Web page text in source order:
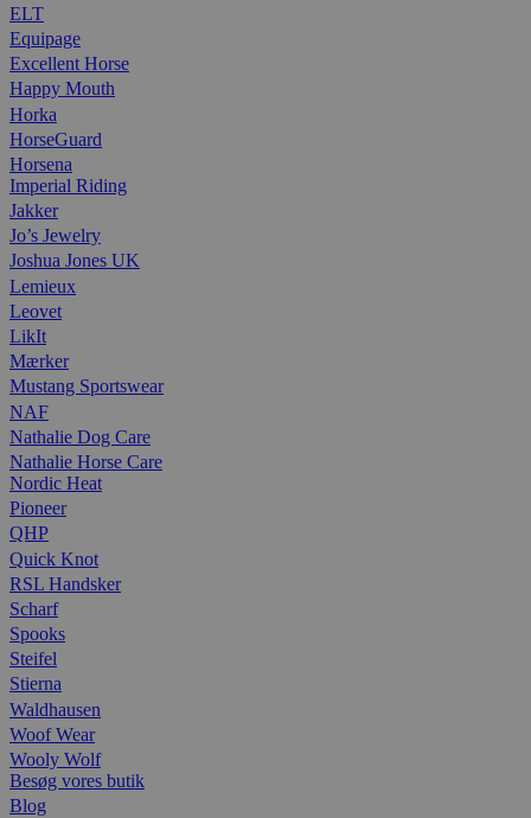
ELT
Equipage
Excellent Horse
Happy Mouth
Horka
HorseGuard
Horsena
Imperial Riding
Jakker
Jo’s Jewelry
Joshua Jones UK
Lemieux
Leovet
LikIt
Mærker
Mustang Sportswear
NAF
Nathalie Dog Care
Nathalie Horse Care
Nordic Heat
Pioneer
QHP
Quick Knot
RSL Handsker
Scharf
Spooks
Steifel
Stierna
Waldhausen
Woof Wear
Wooly Wolf
Besøg vores butik
Blog